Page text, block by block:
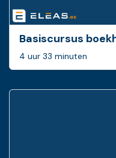
Basiscursus
4 uur 33 minuten